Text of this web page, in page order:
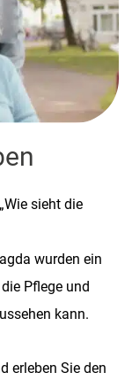
sieht die
wurden ein
Pflege und
kann.
erleben Sie den